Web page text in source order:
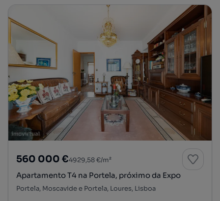
560 000 €4929,58 €/m²
Apartamento T4 na Portela, próximo da Expo
Portela, Moscavide e Portela, Loures, Lisboa